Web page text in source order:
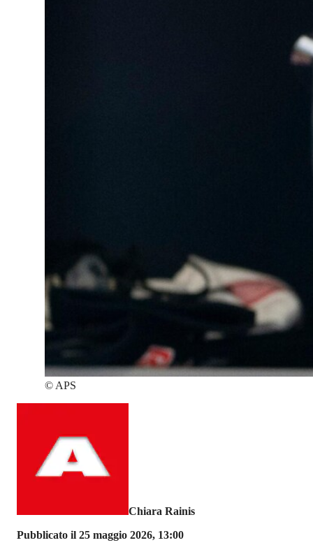
© APS
Chiara Rainis
Pubblicato il 25 maggio 2026, 13:00